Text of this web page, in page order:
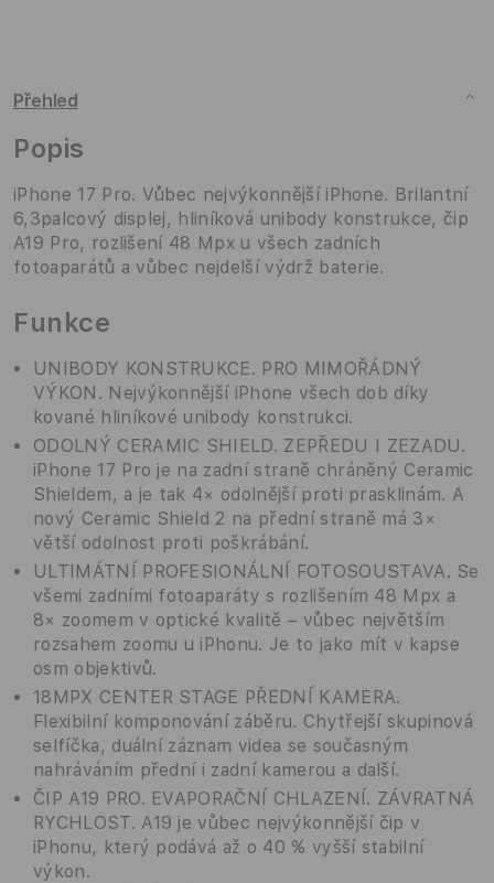
Přehled
Popis
iPhone 17 Pro. Vůbec nejvýkonnější iPhone. Brilantní
6,3palcový displej, hliníková unibody konstrukce, čip
A19 Pro, rozlišení 48 Mpx u všech zadních
fotoaparátů a vůbec nejdelší výdrž baterie.
Funkce
UNIBODY KONSTRUKCE. PRO MIMOŘÁDNÝ
VÝKON. Nejvýkonnější iPhone všech dob díky
kované hliníkové unibody konstrukci.
ODOLNÝ CERAMIC SHIELD. ZEPŘEDU I ZEZADU.
iPhone 17 Pro je na zadní straně chráněný Ceramic
Shieldem, a je tak 4× odolnější proti prasklinám. A
nový Ceramic Shield 2 na přední straně má 3×
větší odolnost proti poškrábání.
ULTIMÁTNÍ PROFESIONÁLNÍ FOTOSOUSTAVA. Se
všemi zadními fotoaparáty s rozlišením 48 Mpx a
8× zoomem v optické kvalitě – vůbec největším
rozsahem zoomu u iPhonu. Je to jako mít v kapse
osm objektivů.
18MPX CENTER STAGE PŘEDNÍ KAMERA.
Flexibilní komponování záběru. Chytřejší skupinová
selfíčka, duální záznam videa se současným
nahráváním přední i zadní kamerou a další.
ČIP A19 PRO. EVAPORAČNÍ CHLAZENÍ. ZÁVRATNÁ
RYCHLOST. A19 je vůbec nejvýkonnější čip v
iPhonu, který podává až o 40 % vyšší stabilní
výkon.